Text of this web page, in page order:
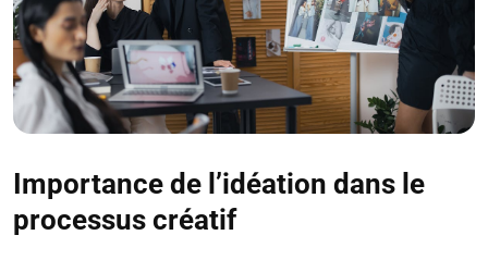
Importance de l’idéation dans le
processus créatif